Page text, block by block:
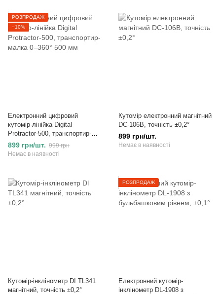
РОЗПРОДАЖ
−10%
Електронний цифровий
кутомір-лінійка Digital
Protractor-500, транспортир-
малка 0–360° 500 мм
899 грн/шт. 999 грн
Немає в наявності
Кутомір електронний магнітний
DC-106B, точність ±0,2°
899 грн/шт.
Немає в наявності
Кутомір-інклінометр DI TL341
магнітний, точність ±0,2°
РОЗПРОДАЖ
Електронний кутомір-
інклінометр DL-1908 з